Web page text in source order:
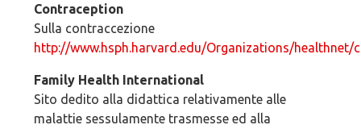
Contraception
Sulla contraccezione
http://www.hsph.harvard.edu/Organizations/
Family Health International
Sito dedito alla didattica relativamente alle
malattie sessulamente trasmesse ed alla